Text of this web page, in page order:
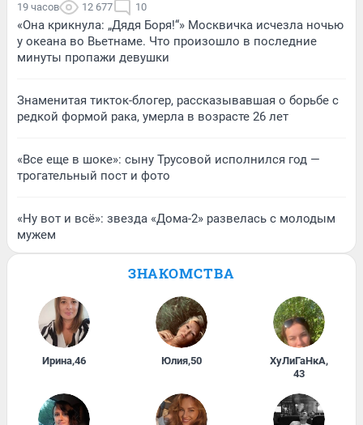
19 часов 12 677 10
«Она крикнула: „Дядя Боря!“» Москвичка исчезла ночью
у океана во Вьетнаме. Что произошло в последние
минуты пропажи девушки
Знаменитая тикток-блогер, рассказывавшая о борьбе с
редкой формой рака, умерла в возрасте 26 лет
«Все еще в шоке»: сыну Трусовой исполнился год —
трогательный пост и фото
«Ну вот и всё»: звезда «Дома-2» развелась с молодым
мужем
ЗНАКОМСТВА
Ирина,46 Юлия,50 ХуЛиГаНкА,
43